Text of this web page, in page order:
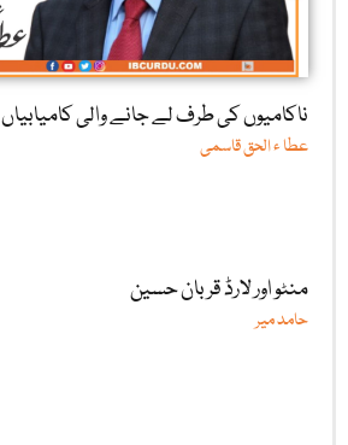
ناکامیوں کی طرف لے جانے والی کامیابیاں
عطا ء الحق قاسمی
منٹو اور لارڈ قربان حسین
حامد میر